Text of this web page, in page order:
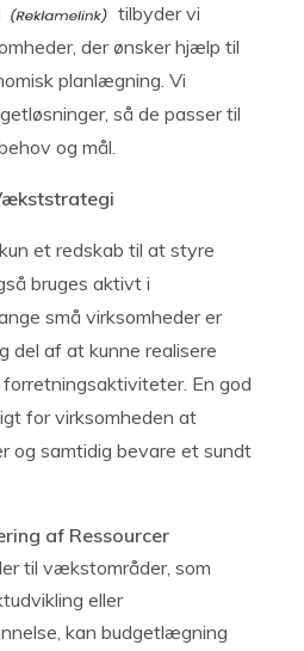
tilbyder vi
der ønsker hjælp til
planlægning. Vi
så de passer til
og mål.
et redskab til at styre
bruges aktivt i
små virksomheder er
del af at kunne realisere
En god
for virksomheden at
og samtidig bevare et sundt
af Ressourcer
til vækstområder, som
eller
kan budgetlægning